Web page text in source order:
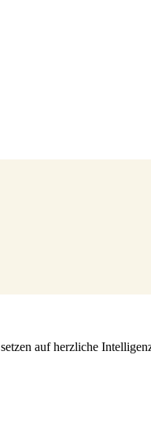
auf herzliche